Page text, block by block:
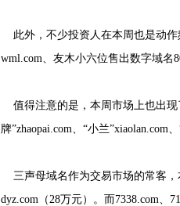
此外，不少投资人在本周也是动作
wml.com、友木小六位售出数字域名
值得注意的是，本周市场上也出现
牌”zhaopai.com、“小兰”xiaolan.com
三声母域名作为交易市场的常客，
dyz.com（28万元）。而7338.com、